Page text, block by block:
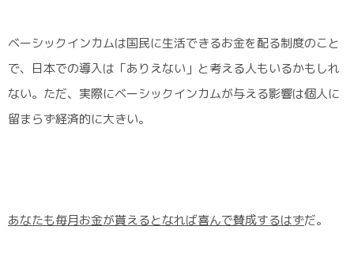
ベーシックインカムは国民に生活できるお金を配る制度のこと
で、日本での導入は「ありえない」と考える人もいるかもしれ
ない。ただ、実際にベーシックインカムが与える影響は個人に
留まらず経済的に大きい。
あなたも毎月お金が貰えるとなれば喜んで賛成するはずだ。